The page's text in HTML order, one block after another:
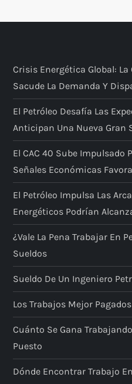
Crisis Energética Global:
Sacude La Demanda Y
El Petróleo Desafía Las
Anticipan Una Nueva Gran
El CAC 40 Sube Impulsado
Señales Económicas
El Petróleo Impulsa Las
Energéticos Podrían
¿Vale La Pena Trabajar En
Sueldos
Sueldo De Un Ingeniero
Los Trabajos Mejor
Cuánto Se Gana
Puesto
Dónde Encontrar Trabajo